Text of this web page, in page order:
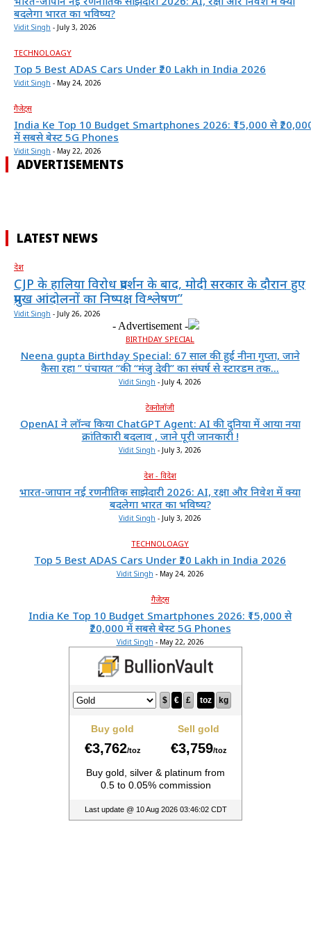
बदलेगा भारत का भविष्य?
Vidit Singh - July 3, 2026
TECHNOLOAGY
Top 5 Best ADAS Cars Under ₹20 Lakh in India 2026
Vidit Singh - May 24, 2026
गैजेट्स
India Ke Top 10 Budget Smartphones 2026: ₹15,000 से
में सबसे बेस्ट 5G Phones
Vidit Singh - May 22, 2026
ADVERTISEMENTS
LATEST NEWS
देश
CJP के हालिया विरोध प्रदर्शन के बाद, मोदी सरकार के दौरान हुए
प्रमुख आंदोलनों का निष्पक्ष विश्लेषण”
Vidit Singh - July 26, 2026
- Advertisement -
BIRTHDAY SPECIAL
Neena gupta Birthday Special: 67 साल की हुईं नीना गुप्ता, जाने
कैसा रहा ” पंचायत “की “मंजु देवी” का संघर्ष से स्टारडम तक...
Vidit Singh - July 4, 2026
टेक्नोलॉजी
OpenAI ने लॉन्च किया ChatGPT Agent: AI की दुनिया में आया नया
क्रांतिकारी बदलाव , जाने पूरी जानकारी !
Vidit Singh - July 3, 2026
देश - विदेश
भारत-जापान नई रणनीतिक साझेदारी 2026: AI, रक्षा और निवेश में क्या
बदलेगा भारत का भविष्य?
Vidit Singh - July 3, 2026
TECHNOLOAGY
Top 5 Best ADAS Cars Under ₹20 Lakh in India 2026
Vidit Singh - May 24, 2026
गैजेट्स
India Ke Top 10 Budget Smartphones 2026: ₹15,000 से
₹20,000 में सबसे बेस्ट 5G Phones
Vidit Singh - May 22, 2026